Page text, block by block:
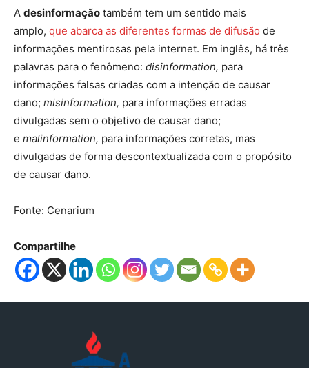
A desinformação também tem um sentido mais
amplo, que abarca as diferentes formas de difusão de
informações mentirosas pela internet. Em inglês, há três
palavras para o fenômeno: disinformation, para
informações falsas criadas com a intenção de causar
dano; misinformation, para informações erradas
divulgadas sem o objetivo de causar dano;
e malinformation, para informações corretas, mas
divulgadas de forma descontextualizada com o propósito
de causar dano.
Fonte: Cenarium
Compartilhe